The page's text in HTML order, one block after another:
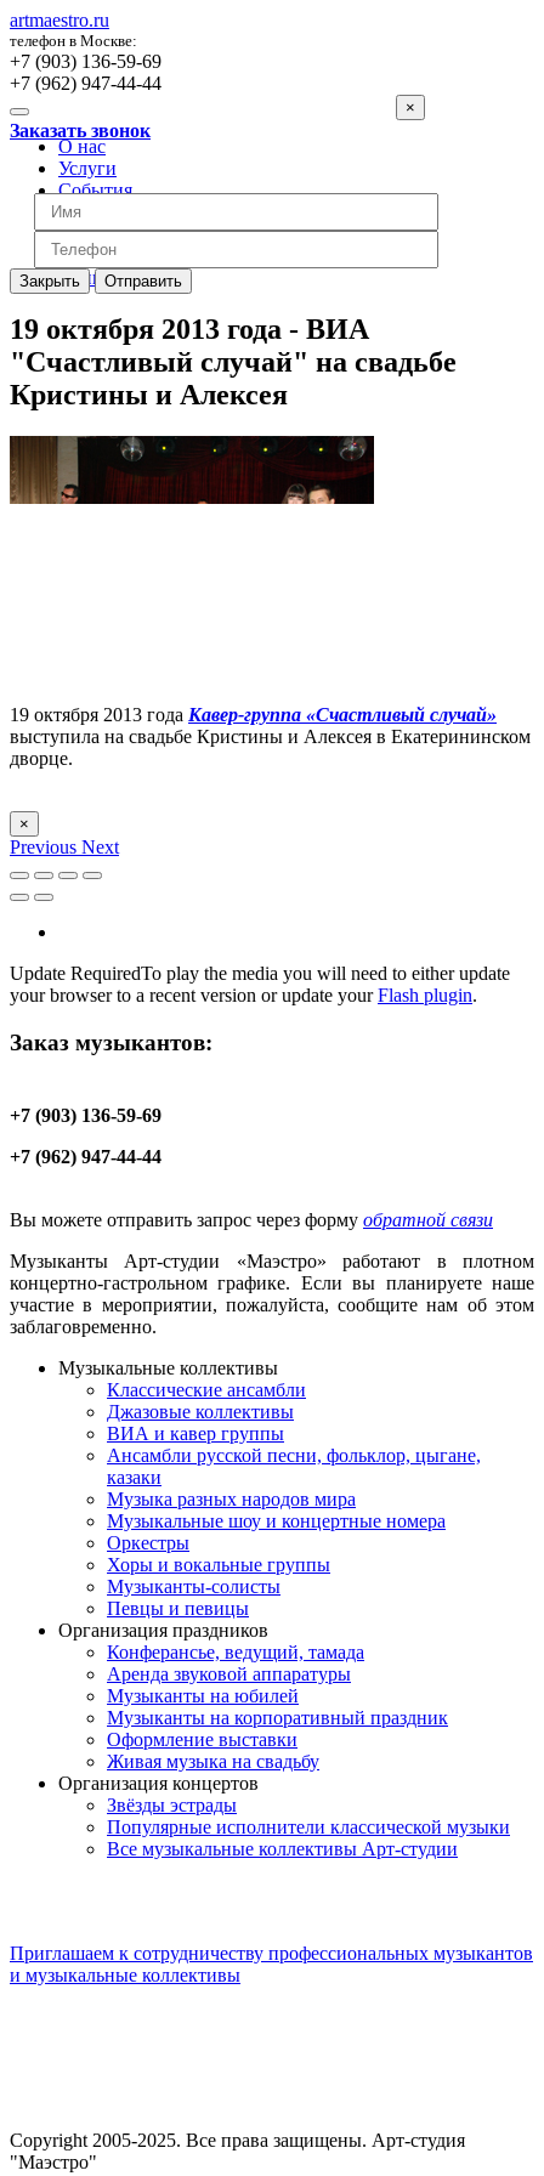
artmaestro.ru
телефон в Москве:
+7 (903) 136-59-69
+7 (962) 947-44-44
Заказать звонок
×
Закрыть Отправить
О нас
Услуги
События
Вопросы
Отзывы
Обратная связь
Цены
19 октября 2013 года - ВИА
"Счастливый случай" на свадьбе
Кристины и Алексея
19 октября 2013 года Кавер-группа «Счастливый случай»
выступила на свадьбе Кристины и Алексея в Екатерининском
дворце.
×
Previous Next
Update RequiredTo play the media you will need to either update
your browser to a recent version or update yourFlash plugin.
Заказ музыкантов:
+7 (903) 136-59-69
+7 (962) 947-44-44
Вы можете отправить запрос через форму обратной связи
Музыканты Арт-студии «Маэстро» работают в плотном
концертно-гастрольном графике. Если вы планируете наше
участие в мероприятии, пожалуйста, сообщите нам об этом
заблаговременно.
Музыкальные коллективы
Классические ансамбли
Джазовые коллективы
ВИА и кавер группы
Ансамбли русской песни, фольклор, цыгане,
казаки
Музыка разных народов мира
Музыкальные шоу и концертные номера
Оркестры
Хоры и вокальные группы
Музыканты-солисты
Певцы и певицы
Организация праздников
Конферансье, ведущий, тамада
Аренда звуковой аппаратуры
Музыканты на юбилей
Музыканты на корпоративный праздник
Оформление выставки
Живая музыка на свадьбу
Организация концертов
Звёзды эстрады
Популярные исполнители классической музыки
Все музыкальные коллективы Арт-студии
Приглашаем к сотрудничеству профессиональных музыкантов
и музыкальные коллективы
Copyright 2005-2025. Все права защищены. Арт-студия
"Маэстро"